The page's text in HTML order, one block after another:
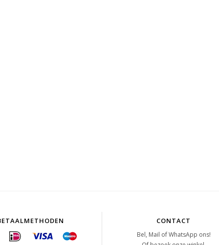
CONTACT
Bel, Mail of WhatsApp ons!